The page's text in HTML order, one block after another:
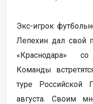
Экс-игрок
Лепехин дал свой
«Краснодара»
Команды
туре
августа. Своим